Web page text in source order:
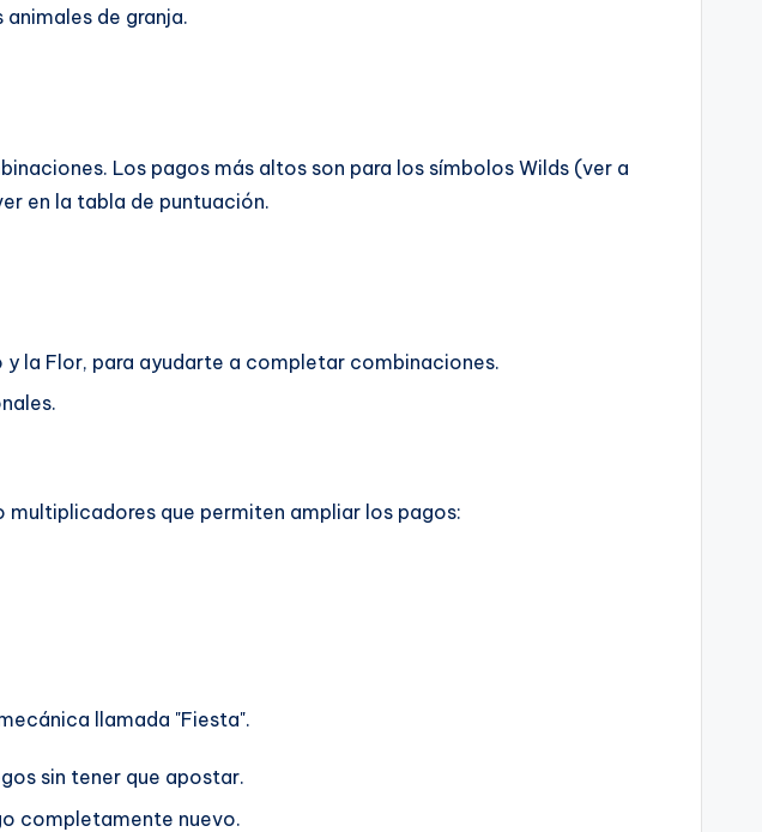
de granja.
Los pagos más altos son para los símbolos Wilds (ver a
en la tabla de puntuación.
la Flor, para ayudarte a completar combinaciones.
que permiten ampliar los pagos:
llamada "Fiesta".
sin tener que apostar.
completamente nuevo.